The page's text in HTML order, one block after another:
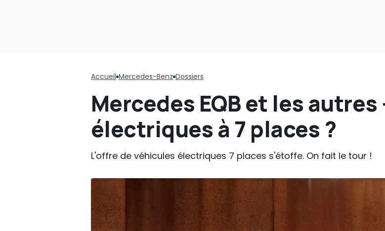
Accueil Mercedes-Benz Dossiers
Mercedes EQB et les
électriques à 7 places ?
L'offre de véhicules électriques 7 places s'étoffe. On fait le tour !